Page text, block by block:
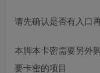
请先确认是否有入口
本脚本卡密需要另外
要卡密的项目